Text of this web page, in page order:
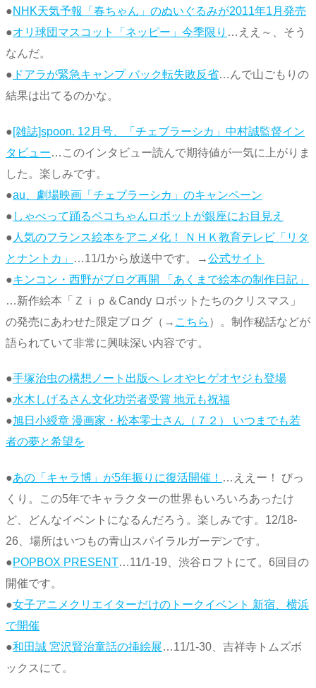
●NHK天気予報「春ちゃん」のぬいぐるみが2011年1月発売
●オリ球団マスコット「ネッピー」今季限り …ええ～、そう
なんだ。
● ドアラが緊急キャンプ バック転失敗反省…んで山ごもりの
結果は出てるのかな。
●[雑誌]spoon. 12月号、「チェブラーシカ」中村誠監督イン
タビュー…このインタビュー読んで期待値が一気に上がりま
した。楽しみです。
●au、劇場映画「チェブラーシカ」のキャンペーン
● しゃべって踊るペコちゃんロボットが銀座にお目見え
● 人気のフランス絵本をアニメ化！ ＮＨＫ教育テレビ「リタ
とナントカ」
…11/1から放送中です。→公式サイト
●キンコン・西野がブログ再開 「あくまで絵本の制作日記」
…新作絵本「Ｚｉｐ＆Candy ロボットたちのクリスマス」
の発売にあわせた限定ブログ（→ こちら ）。制作秘話などが
語られていて非常に興味深い内容です。
●手塚治虫の構想ノート出版へ レオやヒゲオヤジも登場
●水木しげるさん文化功労者受賞 地元も祝福
●旭日小綬章 漫画家・松本零士さん（７２） いつまでも若
者の夢と希望を
●あの「キャラ博」が5年振りに復活開催！ …ええー！ びっ
くり。この5年でキャラクターの世界もいろいろあったけ
ど、どんなイベントになるんだろう。楽しみです。12/18-
26、場所はいつもの青山スパイラルガーデンです。
●POPBOX PRESENT…11/1-19、渋谷ロフトにて。6回目の
開催です。
●女子アニメクリエイターだけのトークイベント 新宿、横浜
で開催
●和田誠 宮沢賢治童話の挿絵展…11/1-30、吉祥寺トムズボ
ックスにて。